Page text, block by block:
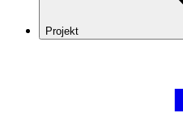
Projekt